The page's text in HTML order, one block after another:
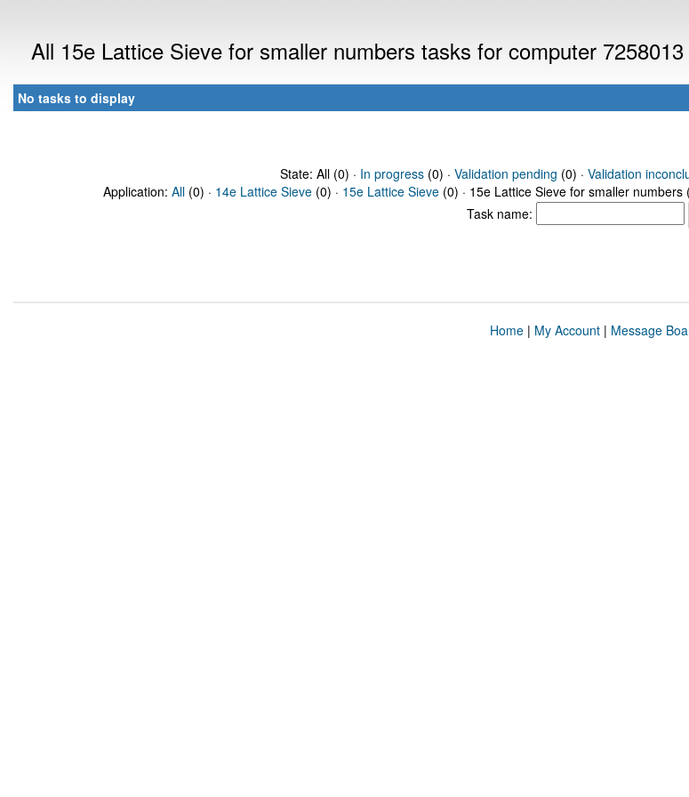
All 15e Lattice Sieve for smaller numbers tasks for computer 7258013
No tasks to display
State: All (0) · In progress(0) · Validation pending (0) · Validation
Application: All (0) · 14e Lattice Sieve (0) · 15e Lattice Sieve (0) · 15e Lattice Sieve for smaller numbers
Task name:
Home| My Account| Message